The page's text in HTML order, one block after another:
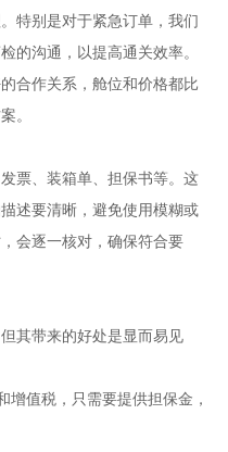
特别是对于紧急订单，我们
的沟通，以提高通关效率。
合作关系，舱位和价格都比
。
票、装箱单、担保书等。这
述要清晰，避免使用模糊或
会逐一核对，确保符合要
其带来的好处是显而易见
增值税，只需要提供担保金，